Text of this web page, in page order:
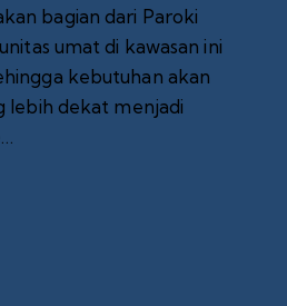
bagian dari Paroki
umat di kawasan ini
kebutuhan akan
lebih dekat menjadi